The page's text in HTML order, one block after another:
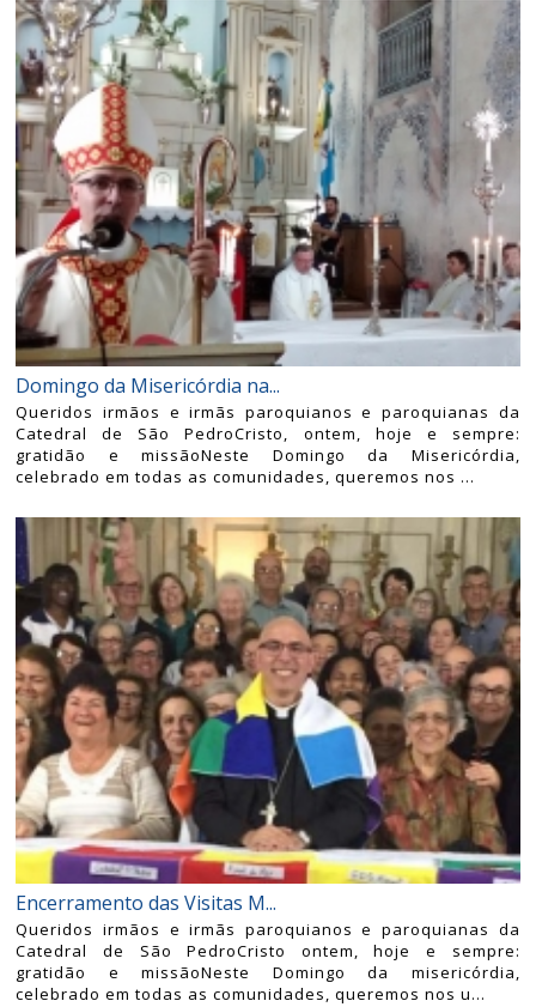
Domingo da Misericórdia na...
Queridos irmãos e irmãs paroquianos e paroquianas da
Catedral de São PedroCristo, ontem, hoje e sempre:
gratidão e missãoNeste Domingo da Misericórdia,
celebrado em todas as comunidades, queremos nos ...
Encerramento das Visitas M...
Queridos irmãos e irmãs paroquianos e paroquianas da
Catedral de São PedroCristo ontem, hoje e sempre:
gratidão e missãoNeste Domingo da misericórdia,
celebrado em todas as comunidades, queremos nos u...